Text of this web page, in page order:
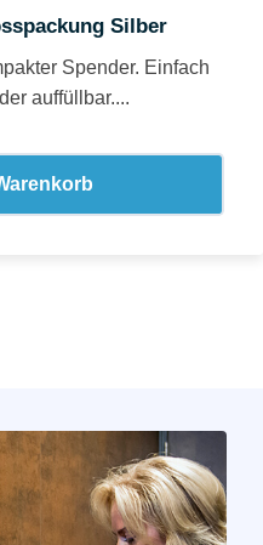
Silber
Spender. Einfach
auffüllbar....